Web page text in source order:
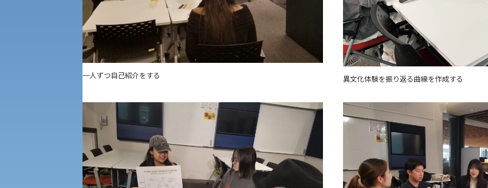
科目等履修生・聴講生募集
社会安全・警察学研究所
一人ずつ自己紹介をする 異文化体験を振り返る曲線を作成する